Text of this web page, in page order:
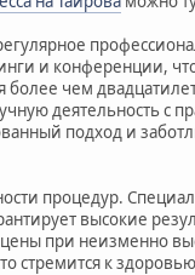
и конференции,
более чем
деятельность с
подход и
процедур.
высокие
при неизменно
стремится к